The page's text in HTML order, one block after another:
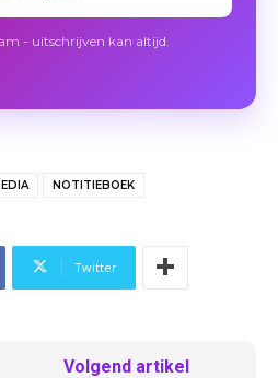
- uitschrijven kan altijd.
NOTITIEBOEK
Twitter
Volgend artikel